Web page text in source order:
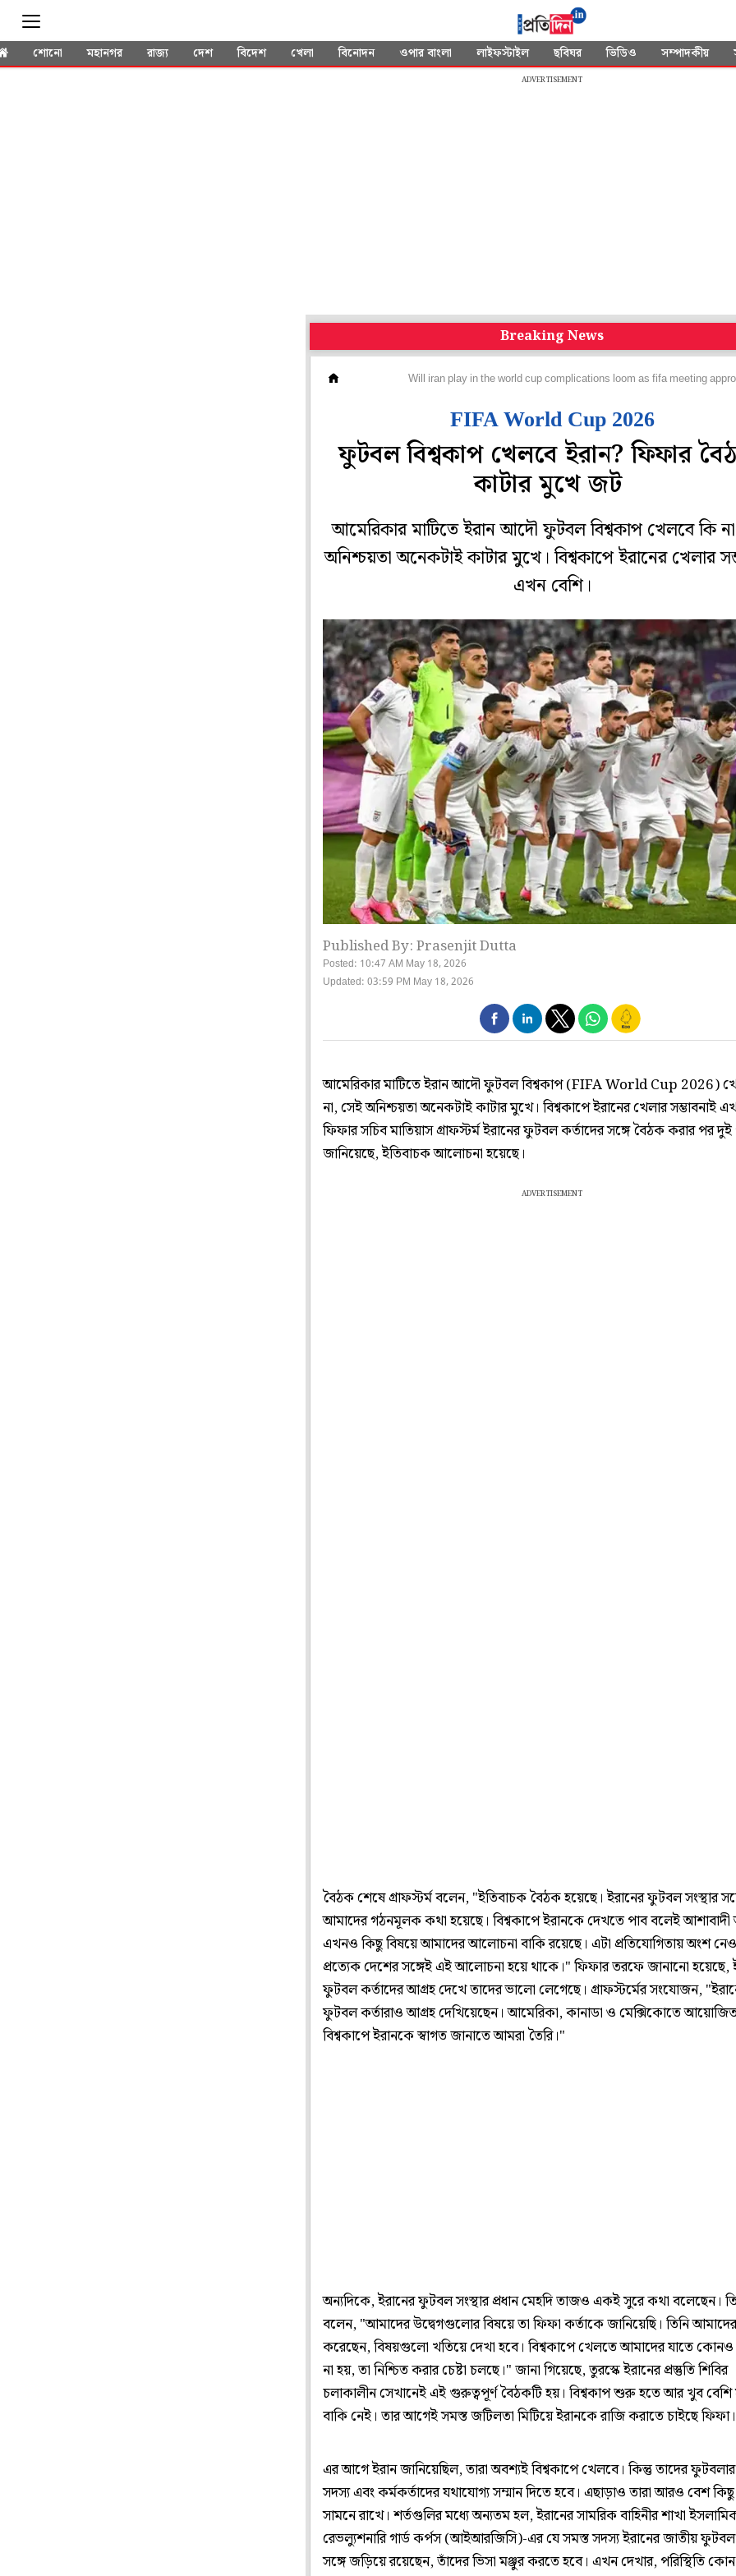
শোনো মহানগর রাজ্য দেশ বিদেশ খেলা বিনোদন ওপার বাংলা লাইফস্টাইল ছবিঘর ভিডিও সম্পাদকীয়
ADVERTISEMENT
Breaking News
Will iran play in the world cup complications loom as fifa meeting
FIFA World Cup 2026
ফুটবল বিশ্বকাপ খেলবে ইরান? ফিফার
কাটার মুখে জট
আমেরিকার মাটিতে ইরান আদৌ ফুটবল বিশ্বকাপ খেলবে কি
অনিশ্চয়তা অনেকটাই কাটার মুখে। বিশ্বকাপে ইরানের খেলার
এখন বেশি।
Published By: Prasenjit Dutta
Posted: 10:47 AM May 18, 2026
Updated: 03:59 PM May 18, 2026
আমেরিকার মাটিতে ইরান আদৌ ফুটবল বিশ্বকাপ (FIFA World Cup 2026)
না, সেই অনিশ্চয়তা অনেকটাই কাটার মুখে। বিশ্বকাপে ইরানের খেলার সম্ভাবনাই
ফিফার সচিব মাতিয়াস গ্রাফস্টর্ম ইরানের ফুটবল কর্তাদের সঙ্গে বৈঠক করার পর
জানিয়েছে, ইতিবাচক আলোচনা হয়েছে।
ADVERTISEMENT
বৈঠক শেষে গ্রাফস্টর্ম বলেন, "ইতিবাচক বৈঠক হয়েছে। ইরানের ফুটবল সংস্থার
আমাদের গঠনমূলক কথা হয়েছে। বিশ্বকাপে ইরানকে দেখতে পাব বলেই
এখনও কিছু বিষয়ে আমাদের আলোচনা বাকি রয়েছে। এটা প্রতিযোগিতায় অংশ
প্রত্যেক দেশের সঙ্গেই এই আলোচনা হয়ে থাকে।" ফিফার তরফে জানানো হয়েছে,
ফুটবল কর্তাদের আগ্রহ দেখে তাদের ভালো লেগেছে। গ্রাফস্টর্মের সংযোজন,
ফুটবল কর্তারাও আগ্রহ দেখিয়েছেন। আমেরিকা, কানাডা ও মেক্সিকোতে
বিশ্বকাপে ইরানকে স্বাগত জানাতে আমরা তৈরি।"
অন্যদিকে, ইরানের ফুটবল সংস্থার প্রধান মেহদি তাজও একই সুরে কথা বলেছেন।
বলেন, "আমাদের উদ্বেগগুলোর বিষয়ে তা ফিফা কর্তাকে জানিয়েছি। তিনি
করেছেন, বিষয়গুলো খতিয়ে দেখা হবে। বিশ্বকাপে খেলতে আমাদের যাতে কোনও
না হয়, তা নিশ্চিত করার চেষ্টা চলছে।" জানা গিয়েছে, তুরস্কে ইরানের প্রস্তুতি শিবির
চলাকালীন সেখানেই এই গুরুত্বপূর্ণ বৈঠকটি হয়। বিশ্বকাপ শুরু হতে আর খুব
বাকি নেই। তার আগেই সমস্ত জটিলতা মিটিয়ে ইরানকে রাজি করাতে চাইছে ফিফা।
এর আগে ইরান জানিয়েছিল, তারা অবশ‌্যই বিশ্বকাপে খেলবে। কিন্তু তাদের
সদস‌্য এবং কর্মকর্তাদের যথাযোগ‌্য সম্মান দিতে হবে। এছাড়াও তারা আরও বেশ
সামনে রাখে। শর্তগুলির মধ্যে অন‌্যতম হল, ইরানের সামরিক বাহিনীর শাখা
রেভল্যুশনারি গার্ড কর্পস (আইআরজিসি)-এর যে সমস্ত সদস‌্য ইরানের জাতীয়
সঙ্গে জড়িয়ে রয়েছেন, তাঁদের ভিসা মঞ্জুর করতে হবে। এখন দেখার, পরিস্থিতি